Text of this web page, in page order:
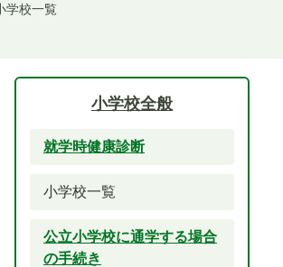
学校一覧
小学校全般
就学時健康診断
小学校一覧
公立小学校に通学する場合
の手続き